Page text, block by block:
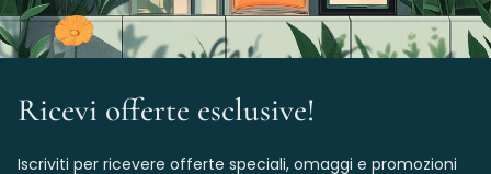
Ricevi offerte esclusive!
Iscriviti per ricevere offerte speciali, omaggi e promozioni